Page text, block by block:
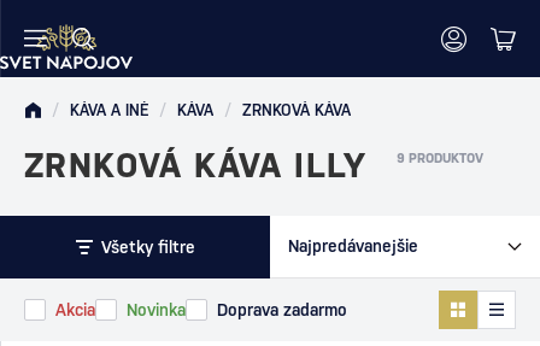
/ KÁVA A INÉ / KÁVA / ZRNKOVÁ KÁVA
ZRNKOVÁ KÁVA ILLY 9 PRODUKTOV
Všetky filtre
Akcia Novinka Doprava zadarmo